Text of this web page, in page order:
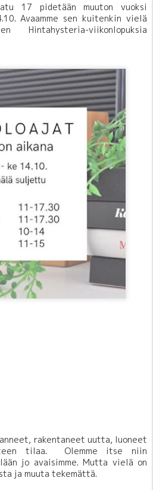
17 pidetään muuton vuoksi
Avaamme sen kuitenkin vielä
Hintahysteria-viikonlopuksia
rakentaneet uutta, luoneet
tilaa. Olemme itse niin
jo avaisimme. Mutta vielä on
ja muuta tekemättä.